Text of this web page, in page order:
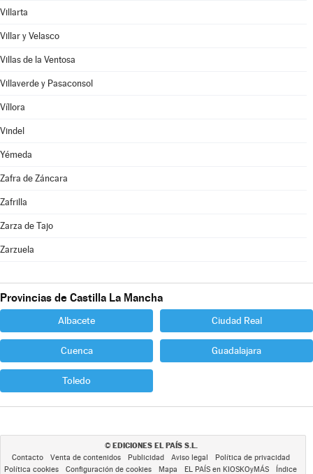
Villarta
Villar y Velasco
Villas de la Ventosa
Villaverde y Pasaconsol
Víllora
Vindel
Yémeda
Zafra de Záncara
Zafrilla
Zarza de Tajo
Zarzuela
Provincias de Castilla La Mancha
Albacete Ciudad Real
Cuenca Guadalajara
Toledo
© EDICIONES EL PAÍS S.L.
Contacto Venta de contenidos Publicidad Aviso legal
Política de privacidad
Política cookies
Configuración de cookies Mapa EL PAÍS en KIOSKOyMÁS Índice